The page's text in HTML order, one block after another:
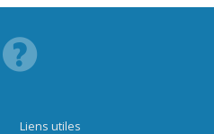
Liens utiles